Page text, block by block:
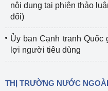
nội dung tại phiên thảo
đổi)
Ủy ban Cạnh tranh Quốc
lợi người tiêu dùng
THỊ TRƯỜNG NƯỚC NGOÀI